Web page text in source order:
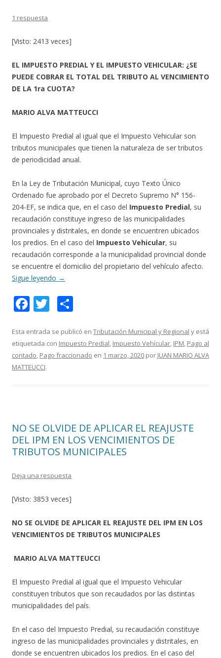
1 respuesta
[Visto: 2413 veces]
EL IMPUESTO PREDIAL Y EL IMPUESTO VEHICULAR: ¿SE
PUEDE COBRAR EL TOTAL DEL TRIBUTO AL VENCIMIENTO
DE LA 1ra CUOTA?
MARIO ALVA MATTEUCCI
El Impuesto Predial al igual que el Impuesto Vehicular son
tributos municipales que tienen la naturaleza de ser tributos
de periodicidad anual.
En la Ley de Tributación Municipal, cuyo Texto Único
Ordenado fue aprobado por el Decreto Supremo N° 156-
204-EF, se indica que, en el caso del Impuesto Predial, su
recaudación constituye ingreso de las municipalidades
provinciales y distritales, en donde se encuentren ubicados
los predios. En el caso del Impuesto Vehicular, su
recaudación corresponde a la municipalidad provincial donde
se encuentre el domicilio del propietario del vehículo afecto.
Sigue leyendo →
F
e
b
o
T
itt
er
m
p
Esta entrada se publicó en Tributación Municipal y Regional y está
etiquetada con Impuesto Predial, Impuesto Vehícular, IPM, Pago al
contado, Pago fraccionado en 1 marzo, 2020 por JUAN MARIO ALVA
MATTEUCCI.
NO SE OLVIDE DE APLICAR EL REAJUSTE
DEL IPM EN LOS VENCIMIENTOS DE
TRIBUTOS MUNICIPALES
Deja una respuesta
[Visto: 3853 veces]
NO SE OLVIDE DE APLICAR EL REAJUSTE DEL IPM EN LOS
VENCIMIENTOS DE TRIBUTOS MUNICIPALES
MARIO ALVA MATTEUCCI
El Impuesto Predial al igual que el Impuesto Vehicular
constituyen tributos que son recaudados por las distintas
municipalidades del país.
En el caso del Impuesto Predial, su recaudación constituye
ingreso de las municipalidades provinciales y distritales, en
donde se encuentren ubicados los predios. En el caso del